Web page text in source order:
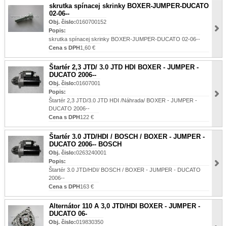
skrutka spínacej skrinky BOXER-JUMPER-DUCATO
02-06--
Obj. čislo:0160700152
Popis:
skrutka spínacej skrinky BOXER-JUMPER-DUCATO 02-06--
Cena s DPH1,60 €
Štartér 2,3 JTD/ 3.0 JTD HDI BOXER - JUMPER -
DUCATO 2006--
Obj. čislo:01607001
Popis:
Štartér 2,3 JTD/3.0 JTD HDI /Náhrada/ BOXER - JUMPER -
DUCATO 2006--
Cena s DPH122 €
Štartér 3.0 JTD/HDI / BOSCH / BOXER - JUMPER -
DUCATO 2006-- BOSCH
Obj. čislo:0263240001
Popis:
Štartér 3.0 JTD/HDI/ BOSCH / BOXER - JUMPER - DUCATO
2006--
Cena s DPH163 €
Alternátor 110 A 3,0 JTD/HDI BOXER - JUMPER -
DUCATO 06-
Obj. čislo:019830350